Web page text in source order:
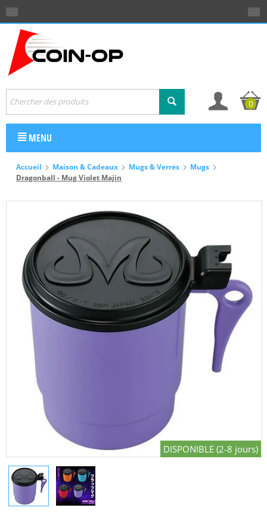
0
MENU
Accueil Maison & Cadeaux Mugs & Verres
Mugs
Dragonball - Mug Violet Majin
DISPONIBLE (2-8 jours)